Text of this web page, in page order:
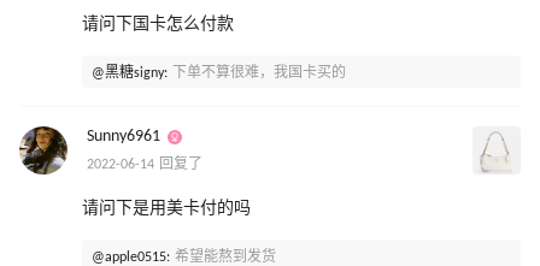
请问下国卡怎么付款
@黑糖signy: 下单不算很难，我国卡买的
Sunny6961
2022-06-14 回复了
请问下是用美卡付的吗
@apple0515: 希望能熬到发货